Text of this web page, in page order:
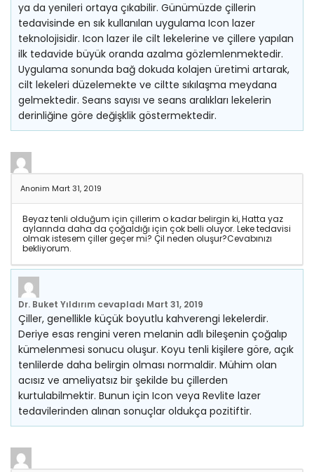
ya da yenileri ortaya çıkabilir. Günümüzde çillerin
tedavisinde en sık kullanılan uygulama Icon lazer
teknolojisidir. Icon lazer ile cilt lekelerine ve çillere yapılan
ilk tedavide büyük oranda azalma gözlemlenmektedir.
Uygulama sonunda bağ dokuda kolajen üretimi artarak,
cilt lekeleri düzelemekte ve ciltte sıkılaşma meydana
gelmektedir. Seans sayısı ve seans aralıkları lekelerin
derinliğine göre değişklik göstermektedir.
Anonim Mart 31, 2019
Beyaz tenli olduğum için çillerim o kadar belirgin ki, Hatta yaz
aylarında daha da çoğaldığı için çok belli oluyor. Leke tedavisi
olmak istesem çiller geçer mi? Çil neden oluşur?Cevabınızı
bekliyorum.
Dr. Buket Yıldırım cevapladı Mart 31, 2019
Çiller, genellikle küçük boyutlu kahverengi lekelerdir.
Deriye esas rengini veren melanin adlı bileşenin çoğalıp
kümelenmesi sonucu oluşur. Koyu tenli kişilere göre, açık
tenlilerde daha belirgin olması normaldir. Mühim olan
acısız ve ameliyatsız bir şekilde bu çillerden
kurtulabilmektir. Bunun için Icon veya Revlite lazer
tedavilerinden alınan sonuçlar oldukça pozitiftir.